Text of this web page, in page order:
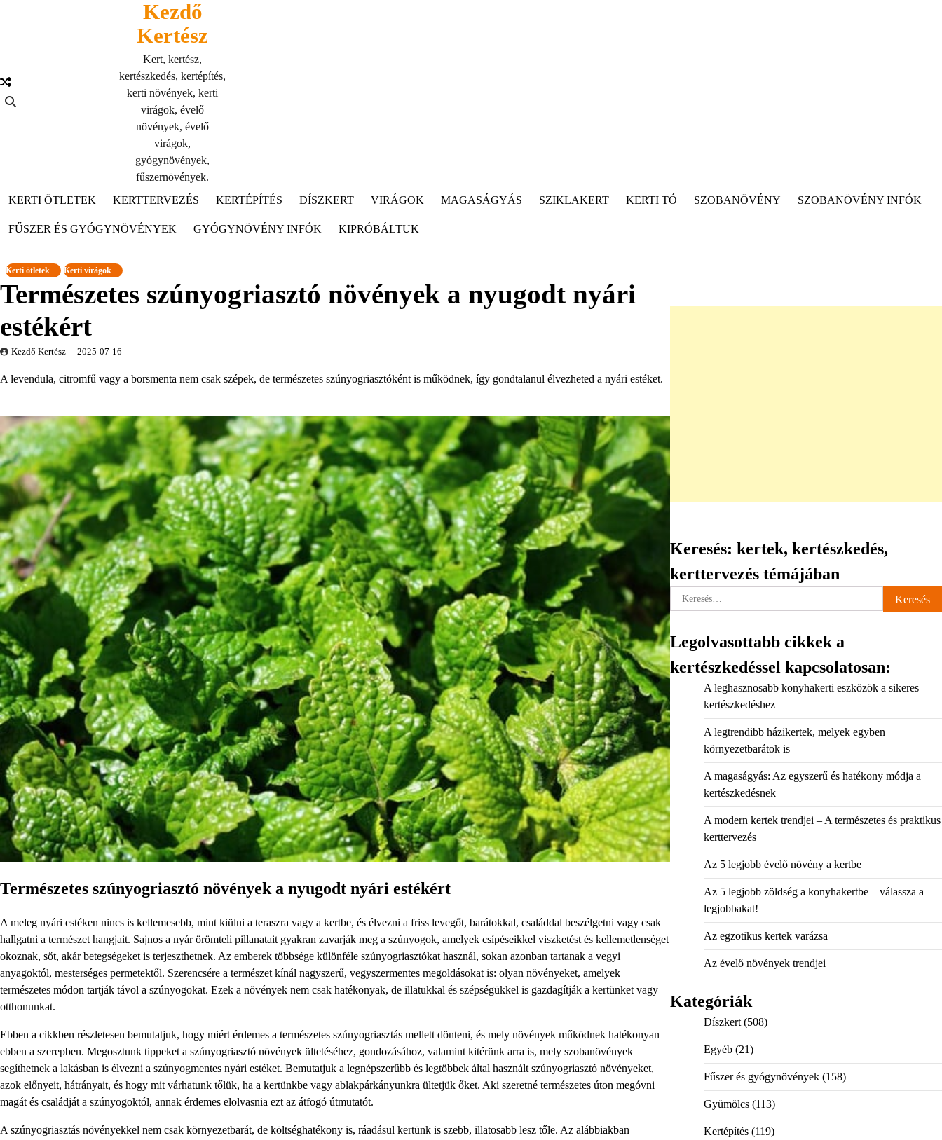
Kezdő
Kertész
Kert, kertész,
kertészkedés, kertépítés,
kerti növények, kerti
virágok, évelő
növények, évelő
virágok,
gyógynövények,
fűszernövények.
KERTI ÖTLETEK
KERTTERVEZÉS KERTÉPÍTÉS DÍSZKERT VIRÁGOK MAGASÁGYÁS SZIKLAKERT KERTI TÓ SZOBANÖVÉNY SZOBANÖVÉNY INFÓK
FŰSZER ÉS GYÓGYNÖVÉNYEK GYÓGYNÖVÉNY INFÓK KIPRÓBÁLTUK
Kerti ötletek Kerti virágok
Természetes szúnyogriasztó növények a nyugodt nyári
estékért
Kezdő Kertész 2025-07-16
A levendula, citromfű vagy a borsmenta nem csak szépek, de természetes szúnyogriasztóként is működnek, így gondtalanul élvezheted a nyári estéket.
Természetes szúnyogriasztó növények a nyugodt nyári estékért
A meleg nyári estéken nincs is kellemesebb, mint kiülni a teraszra vagy a kertbe, és élvezni a friss levegőt, barátokkal, családdal beszélgetni vagy csak
hallgatni a természet hangjait. Sajnos a nyár örömteli pillanatait gyakran zavarják meg a szúnyogok, amelyek csípéseikkel viszketést és kellemetlenséget
okoznak, sőt, akár betegségeket is terjeszthetnek. Az emberek többsége különféle szúnyogriasztókat használ, sokan azonban tartanak a vegyi
anyagoktól, mesterséges permetektől. Szerencsére a természet kínál nagyszerű, vegyszermentes megoldásokat is: olyan növényeket, amelyek
természetes módon tartják távol a szúnyogokat. Ezek a növények nem csak hatékonyak, de illatukkal és szépségükkel is gazdagítják a kertünket vagy
otthonunkat.
Ebben a cikkben részletesen bemutatjuk, hogy miért érdemes a természetes szúnyogriasztás mellett dönteni, és mely növények működnek hatékonyan
ebben a szerepben. Megosztunk tippeket a szúnyogriasztó növények ültetéséhez, gondozásához, valamint kitérünk arra is, mely szobanövények
segíthetnek a lakásban is élvezni a szúnyogmentes nyári estéket. Bemutatjuk a legnépszerűbb és legtöbbek által használt szúnyogriasztó növényeket,
azok előnyeit, hátrányait, és hogy mit várhatunk tőlük, ha a kertünkbe vagy ablakpárkányunkra ültetjük őket. Aki szeretné természetes úton megóvni
magát és családját a szúnyogoktól, annak érdemes elolvasnia ezt az átfogó útmutatót.
A szúnyogriasztás növényekkel nem csak környezetbarát, de költséghatékony is, ráadásul kertünk is szebb, illatosabb lesz tőle. Az alábbiakban
Keresés: kertek, kertészkedés,
kerttervezés témájában
Keresés:
Legolvasottabb cikkek a
kertészkedéssel kapcsolatosan:
A leghasznosabb konyhakerti eszközök a sikeres
kertészkedéshez
A legtrendibb házikertek, melyek egyben
környezetbarátok is
A magaságyás: Az egyszerű és hatékony módja a
kertészkedésnek
A modern kertek trendjei – A természetes és praktikus
kerttervezés
Az 5 legjobb évelő növény a kertbe
Az 5 legjobb zöldség a konyhakertbe – válassza a
legjobbakat!
Az egzotikus kertek varázsa
Az évelő növények trendjei
Kategóriák
Díszkert(508)
Egyéb(21)
Fűszer és gyógynövények(158)
Gyümölcs(113)
Kertépítés(119)